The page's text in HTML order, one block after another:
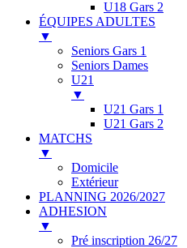
U18 Gars 2
ÉQUIPES ADULTES
▼
Seniors Gars 1
Seniors Dames
U21
▼
U21 Gars 1
U21 Gars 2
MATCHS
▼
Domicile
Extérieur
PLANNING 2026/2027
ADHESION
▼
Pré inscription 26/27